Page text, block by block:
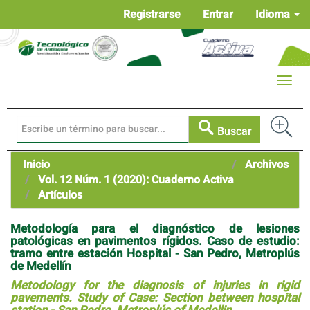
Contenido
principal
Idioma
Registrarse Entrar
Buscar
Toggle
Inicio
Archivos
Vol. 12 Núm. 1 (2020): Cuaderno Activa
Artículos
Metodología para el diagnóstico de lesiones
patológicas en pavimentos rígidos. Caso de estudio:
tramo entre estación Hospital - San Pedro, Metroplús
de Medellín
Metodology for the diagnosis of injuries in rigid
pavements. Study of Case: Section between hospital